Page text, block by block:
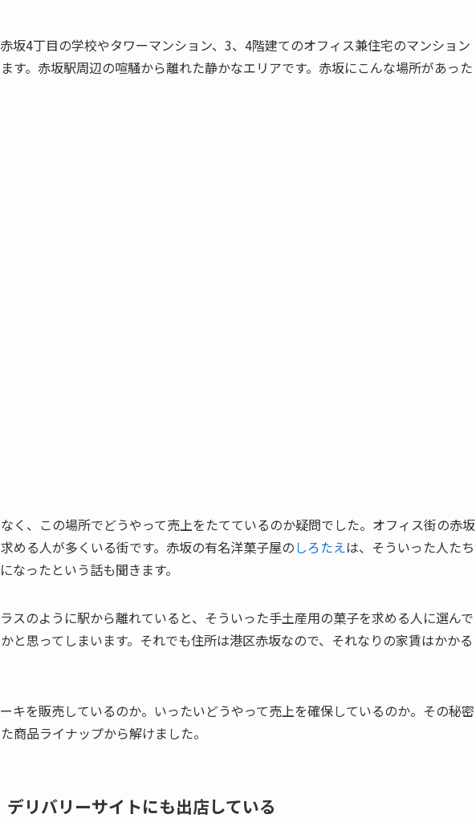
坂4丁目の学校やタワーマンション、3、4階建てのオフィス兼住宅のマンション
す。赤坂駅周辺の喧騒から離れた静かなエリアです。赤坂にこんな場所があった
く、この場所でどうやって売上をたてているのか疑問でした。オフィス街の赤坂
める人が多くいる街です。赤坂の有名洋菓子屋のしろたえは、そういった人たち
なったという話も聞きます。
スのように駅から離れていると、そういった手土産用の菓子を求める人に選んで
と思ってしまいます。それでも住所は港区赤坂なので、それなりの家賃はかかる
キを販売しているのか。いったいどうやって売上を確保しているのか。その秘密
商品ライナップから解けました。
リバリーサイトにも出店している